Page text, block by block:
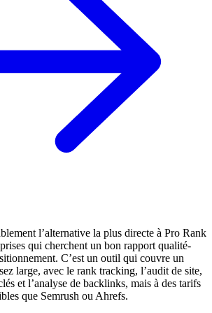
l’alternative la plus directe à Pro Rank
qui cherchent un bon rapport qualité-
C’est un outil qui couvre un
large, avec le rank tracking, l’audit de site,
et l’analyse de backlinks, mais à des tarifs
que Semrush ou Ahrefs.